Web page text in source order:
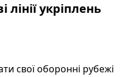
лінії укріплень
свої оборонні рубежі